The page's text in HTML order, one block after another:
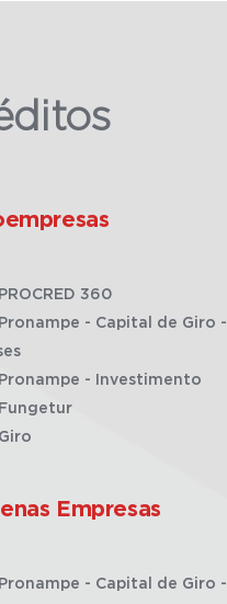
360
Pronampe - Capital de Giro -
Pronampe - Investimento
Fungetur
Empresas
Pronampe - Capital de Giro -